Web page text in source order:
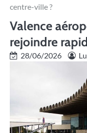
centre-ville ?
Valence
rejoindre
28/06/2026